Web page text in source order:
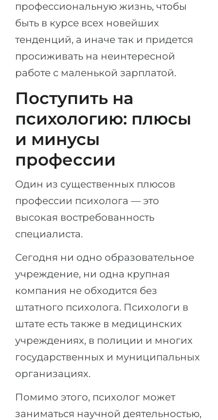
профессиональную жизнь, чтобы
быть в курсе всех новейших
тенденций, а иначе так и придется
просиживать на неинтересной
работе с маленькой зарплатой.
Поступить на
психологию: плюсы
и минусы
профессии
Один из существенных плюсов
профессии психолога — это
высокая востребованность
специалиста.
Сегодня ни одно образовательное
учреждение, ни одна крупная
компания не обходится без
штатного психолога. Психологи в
штате есть также в медицинских
учреждениях, в полиции и многих
государственных и муниципальных
организациях.
Помимо этого, психолог может
заниматься научной деятельностью,